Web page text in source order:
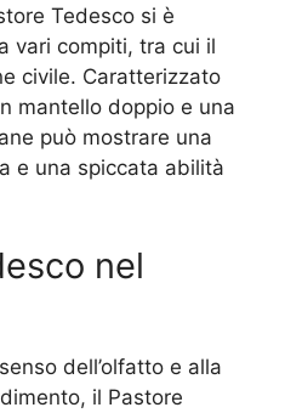
Tedesco si è
vari compiti, tra cui il
civile. Caratterizzato
mantello doppio e una
può mostrare una
e una spiccata abilità
nel
dell’olfatto e alla
il Pastore